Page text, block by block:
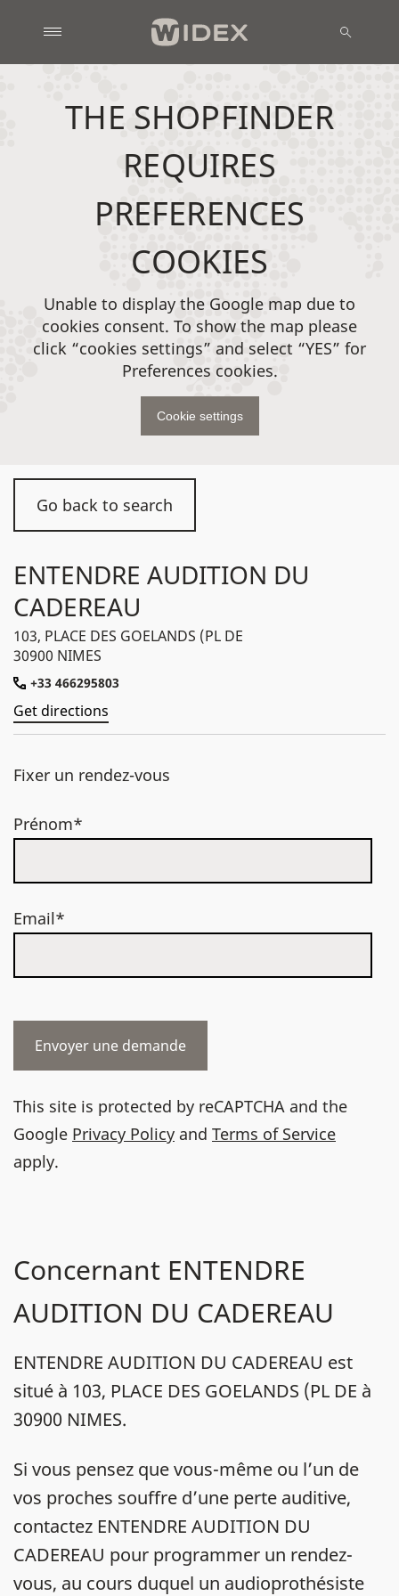
Go back to search
ENTENDRE AUDITION DU
CADEREAU
103, PLACE DES GOELANDS (PL DE
30900 NIMES
+33 466295803
Get directions
Fixer un rendez-vous
Prénom*
Email*
This site is protected by reCAPTCHA and the
Google Privacy Policy and Terms of Service
apply.
Concernant ENTENDRE
AUDITION DU CADEREAU
ENTENDRE AUDITION DU CADEREAU est
situé à 103, PLACE DES GOELANDS (PL DE à
30900 NIMES.
Si vous pensez que vous-même ou l’un de
vos proches souffre d’une perte auditive,
contactez ENTENDRE AUDITION DU
CADEREAU pour programmer un rendez-
vous, au cours duquel un audioprothésiste
THE SHOPFINDER
REQUIRES
PREFERENCES
COOKIES
Unable to display the Google map due to
cookies consent. To show the map please
click “cookies settings” and select “YES” for
Preferences cookies.
Cookie settings